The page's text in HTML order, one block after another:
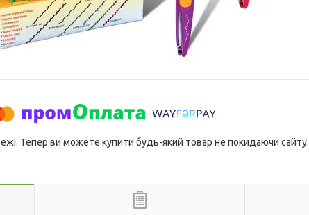
Тепер ви можете купити будь-який товар не покидаючи сайту.